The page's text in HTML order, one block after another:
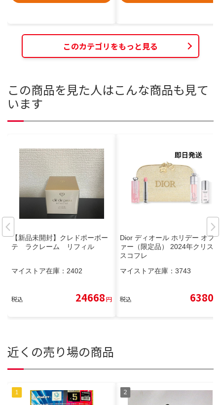
このカテゴリをもっと見る
この商品を見た人はこんな商品も見て
います
【新品未開封】クレドポーボー
テ ラクレーム リフィル
マイストア在庫： 2402
税込 24668円
Dior ディオール ホリデー オフ
ァー（限定品） 2024年クリスマ
スコフレ
マイストア在庫： 3743
税込 6380
近くの売り場の商品